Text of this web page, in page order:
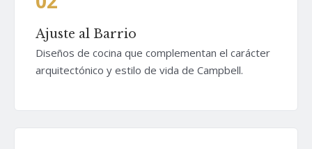
Ajuste al Barrio
Diseños de cocina que complementan el carácter
arquitectónico y estilo de vida de Campbell.